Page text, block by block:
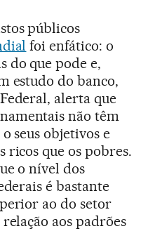
públicos
foi enfático: o
do que pode e,
estudo do banco,
alerta que
não têm
seus objetivos e
ricos que os pobres.
o nível dos
é bastante
ao do setor
aos padrões